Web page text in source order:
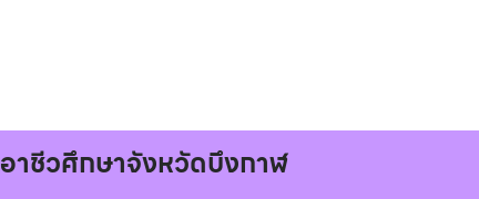
อาชีวศึกษาจังหวัดบึงกาฬ